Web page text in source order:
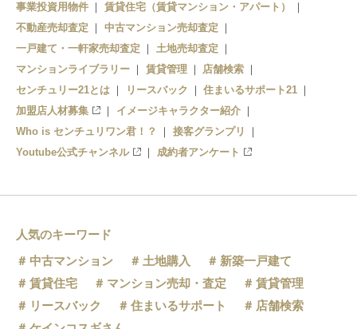
事業投資用物件
賃貸住宅（賃貸マンション・アパート）
不動産売却査定
中古マンション売却査定
一戸建て・一軒家売却査定
土地売却査定
マンションライブラリー
賃貸管理
店舗検索
センチュリー21とは
リースバック
住まいるサポート21
加盟店人材募集
イメージキャラクター紹介
Who is センチュリワン君！？
接客グランプリ
Youtube公式チャンネル
成約者アンケート
人気のキーワード
中古マンション
土地購入
新築一戸建て
賃貸住宅
マンション売却・査定
賃貸管理
リースバック
住まいるサポート
店舗検索